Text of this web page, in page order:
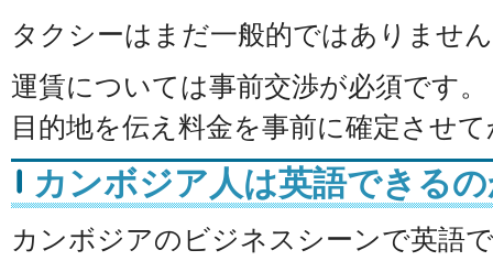
タクシーはまだ一般的ではありませ
運賃については事前交渉が必須です。
目的地を伝え料金を事前に確定させ
カンボジア人は英語できる
カンボジアのビジネスシーンで英語